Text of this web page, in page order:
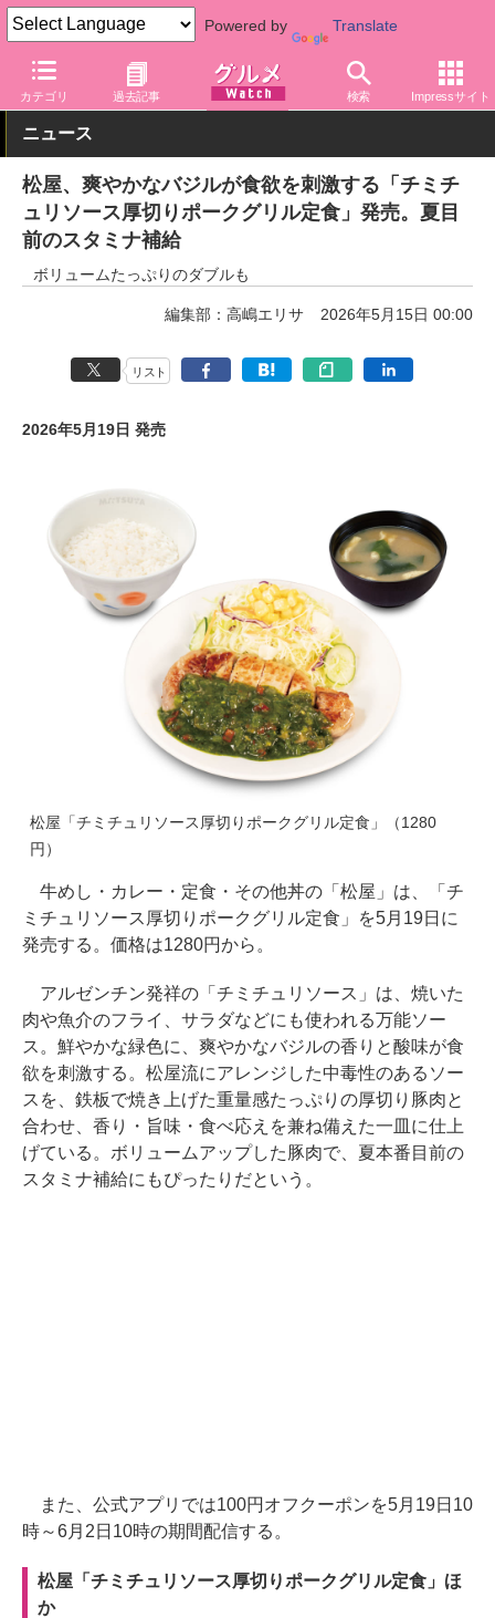
Powered by Translate
カテゴリ 過去記事 検索 Impressサイト
グルメ Watch 店舗 丼もの 松屋
ニュース
松屋、爽やかなバジルが食欲を刺激する「チミチ
ュリソース厚切りポークグリル定食」発売。夏目
前のスタミナ補給
ボリュームたっぷりのダブルも
編集部：高嶋エリサ 2026年5月15日 00:00
リスト
2026年5月19日 発売
松屋「チミチュリソース厚切りポークグリル定食」（1280
円）
牛めし・カレー・定食・その他丼の「松屋」は、「チ
ミチュリソース厚切りポークグリル定食」を5月19日に
発売する。価格は1280円から。
アルゼンチン発祥の「チミチュリソース」は、焼いた
肉や魚介のフライ、サラダなどにも使われる万能ソー
ス。鮮やかな緑色に、爽やかなバジルの香りと酸味が食
欲を刺激する。松屋流にアレンジした中毒性のあるソー
スを、鉄板で焼き上げた重量感たっぷりの厚切り豚肉と
合わせ、香り・旨味・食べ応えを兼ね備えた一皿に仕上
げている。ボリュームアップした豚肉で、夏本番目前の
スタミナ補給にもぴったりだという。
また、公式アプリでは100円オフクーポンを5月19日10
時～6月2日10時の期間配信する。
松屋「チミチュリソース厚切りポークグリル定食」ほ
か